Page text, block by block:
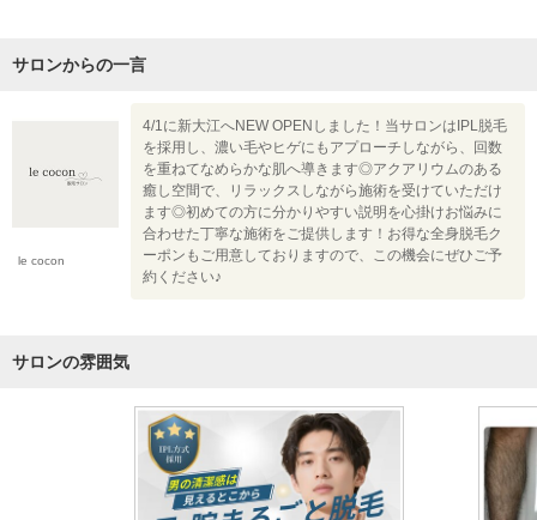
サロンからの一言
le cocon
4/1に新大江へNEW OPENしました！当サロンはIPL脱毛
を採用し、濃い毛やヒゲにもアプローチしながら、回数
を重ねてなめらかな肌へ導きます◎アクアリウムのある
癒し空間で、リラックスしながら施術を受けていただけ
ます◎初めての方に分かりやすい説明を心掛けお悩みに
合わせた丁寧な施術をご提供します！お得な全身脱毛ク
ーポンもご用意しておりますので、この機会にぜひご予
約ください♪
サロンの雰囲気